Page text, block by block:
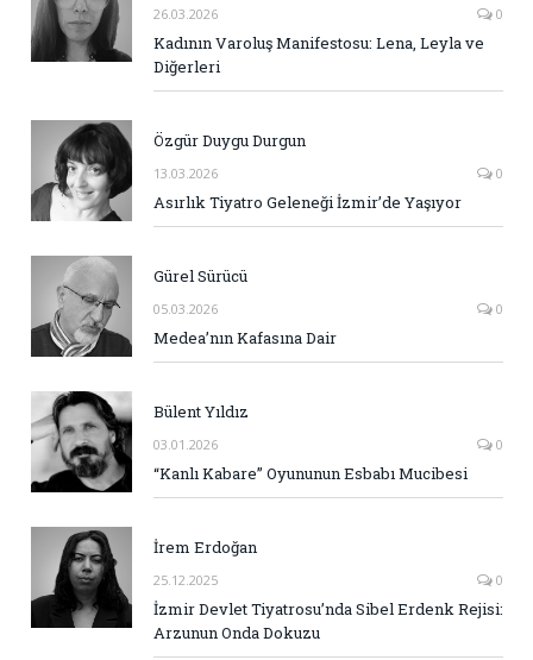
26.03.2026 0
Kadının Varoluş Manifestosu: Lena, Leyla ve
Diğerleri
Özgür Duygu Durgun
13.03.2026 0
Asırlık Tiyatro Geleneği İzmir’de Yaşıyor
Gürel Sürücü
05.03.2026 0
Medea’nın Kafasına Dair
Bülent Yıldız
03.01.2026 0
“Kanlı Kabare” Oyununun Esbabı Mucibesi
İrem Erdoğan
25.12.2025 0
İzmir Devlet Tiyatrosu’nda Sibel Erdenk Rejisi:
Arzunun Onda Dokuzu